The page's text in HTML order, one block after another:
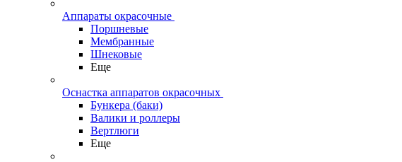
Аппараты окрасочные
Поршневые
Мембранные
Шнековые
Еще
Оснастка аппаратов окрасочных
Бункера (баки)
Валики и роллеры
Вертлюги
Еще